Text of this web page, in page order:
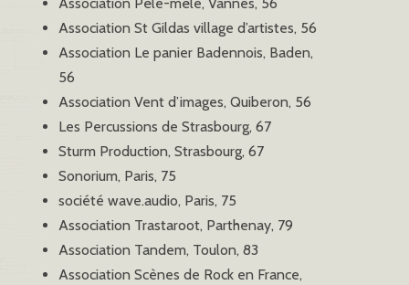
Association St Gildas village d’artistes, 56
Association Le panier Badennois, Baden,
56
Association Vent d’images, Quiberon, 56
Les Percussions de Strasbourg, 67
Sturm Production, Strasbourg, 67
Sonorium, Paris, 75
société wave.audio, Paris, 75
Association Trastaroot, Parthenay, 79
Association Tandem, Toulon, 83
Association Scènes de Rock en France,